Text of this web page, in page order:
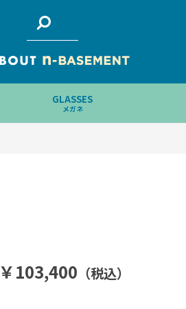
GLASSES
メガネ
￥103,400 （税込）